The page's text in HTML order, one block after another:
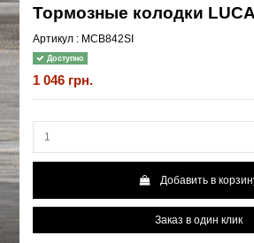
Тормозные колодки
Артикул : MCB842SI
Доступно
1 046 грн.
Добавить в
Заказ в один клик